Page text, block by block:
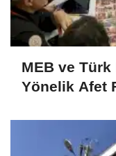
MEB ve Türk
Yönelik Afet